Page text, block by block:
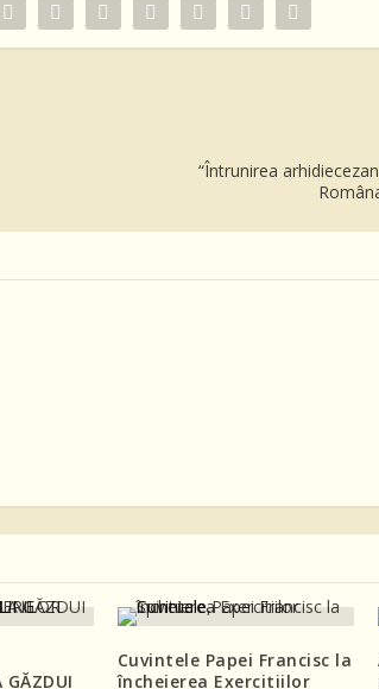
“Întrunirea
GĂZDUI
Cuvintele Papei Francisc la
încheierea Exercitiilor